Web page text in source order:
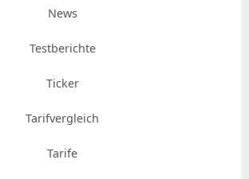
News
Testberichte
Ticker
Tarifvergleich
Tarife